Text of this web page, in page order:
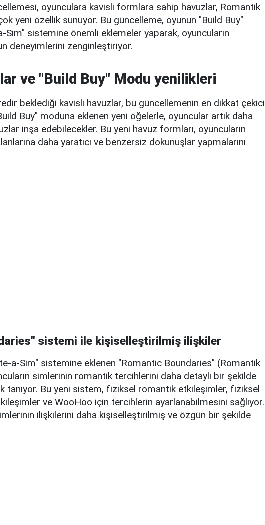
oyunculara kavisli formlara sahip havuzlar, Romantik
yeni özellik sunuyor. Bu güncelleme, oyunun "Build Buy"
Sim" sistemine önemli eklemeler yaparak, oyuncuların
deneyimlerini zenginleştiriyor.
ve "Build Buy" Modu yenilikleri
beklediği kavisli havuzlar, bu güncellemenin en dikkat çekici
Buy" moduna eklenen yeni öğelerle, oyuncular artık daha
inşa edebilecekler. Bu yeni havuz formları, oyuncuların
daha yaratıcı ve benzersiz dokunuşlar yapmalarını
sistemi ile kişiselleştirilmiş ilişkiler
a-Sim" sistemine eklenen "Romantic Boundaries" (Romantik
simlerinin romantik tercihlerini daha detaylı bir şekilde
tanıyor. Bu yeni sistem, fiziksel romantik etkileşimler, fiziksel
ve WooHoo için tercihlerin ayarlanabilmesini sağlıyor.
ilişkilerini daha kişiselleştirilmiş ve özgün bir şekilde